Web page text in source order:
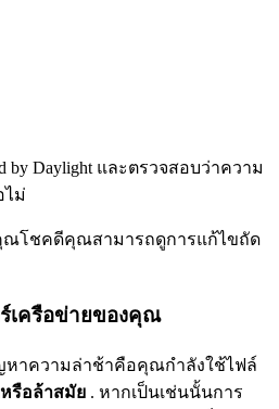
Daylight และตรวจสอบว่าความ
ไม่
ณโชคดีคุณสามารถดูการแก้ไขถัด
ร์เครือข่ายของคุณ
าความล่าช้าคือคุณกำลังใช้ไฟล์
รือล้าสมัย . หากเป็นเช่นนั้นการ